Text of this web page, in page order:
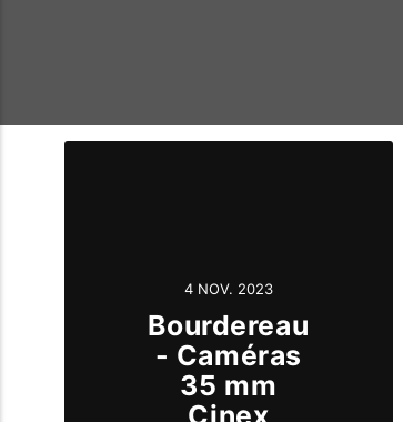
4 NOV. 2023
Bourdereau
- Caméras
35 mm
Cinex